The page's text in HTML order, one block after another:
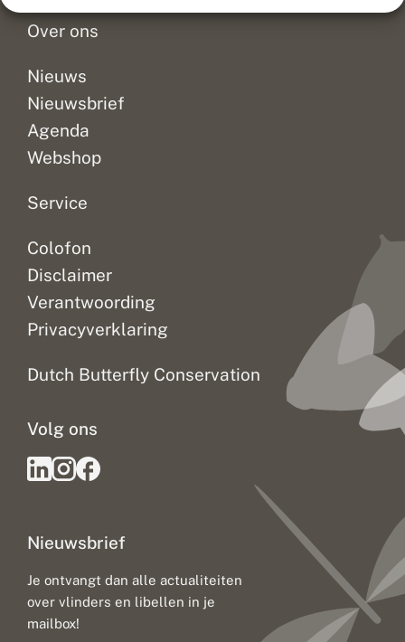
Over ons
Nieuws
Nieuwsbrief
Agenda
Webshop
Service
Colofon
Disclaimer
Verantwoording
Privacyverklaring
Dutch Butterfly Conservation
Nieuwsbrief
Je ontvangt dan alle actualiteiten
over vlinders en libellen in je
mailbox!
Volg ons